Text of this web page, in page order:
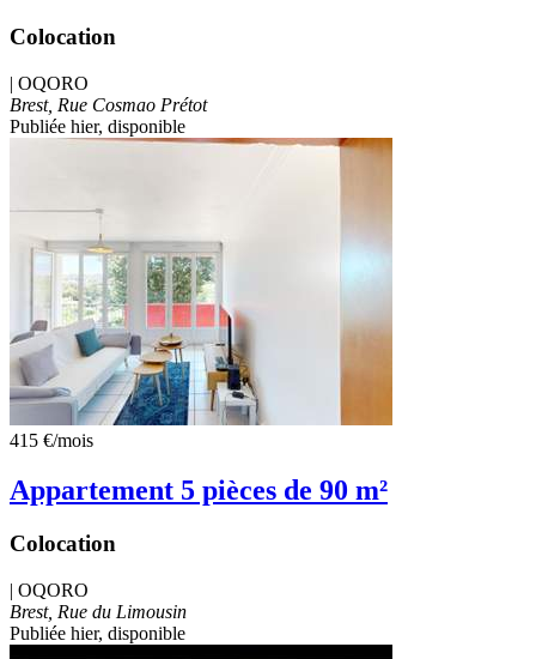
Colocation
| OQORO
Brest, Rue Cosmao Prétot
Publiée hier, disponible
415 €/mois
Appartement 5 pièces de 90 m²
Colocation
| OQORO
Brest, Rue du Limousin
Publiée hier, disponible